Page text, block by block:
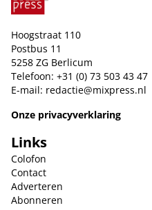
Hoogstraat 110
Postbus 11
5258 ZG Berlicum
Telefoon: +31 (0) 73 503 43 47
E-mail: redactie@mixpress.nl
Onze privacyverklaring
Links
Colofon
Contact
Adverteren
Abonneren